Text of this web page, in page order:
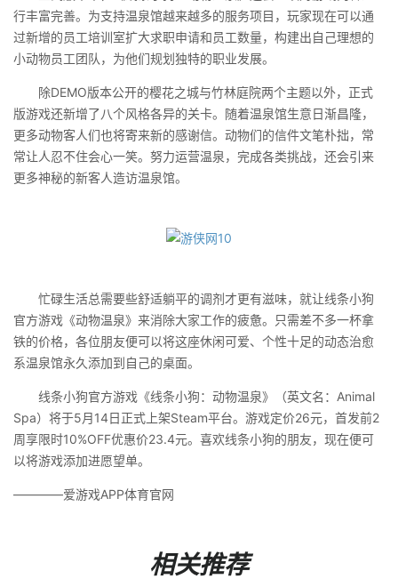
行丰富完善。为支持温泉馆越来越多的服务项目，玩家现在可以通
过新增的员工培训室扩大求职申请和员工数量，构建出自己理想的
小动物员工团队，为他们规划独特的职业发展。
除DEMO版本公开的樱花之城与竹林庭院两个主题以外，正式
版游戏还新增了八个风格各异的关卡。随着温泉馆生意日渐昌隆，
更多动物客人们也将寄来新的感谢信。动物们的信件文笔朴拙，常
常让人忍不住会心一笑。努力运营温泉，完成各类挑战，还会引来
更多神秘的新客人造访温泉馆。
忙碌生活总需要些舒适躺平的调剂才更有滋味，就让线条小狗
官方游戏《动物温泉》来消除大家工作的疲惫。只需差不多一杯拿
铁的价格，各位朋友便可以将这座休闲可爱、个性十足的动态治愈
系温泉馆永久添加到自己的桌面。
线条小狗官方游戏《线条小狗：动物温泉》（英文名：Animal
Spa）将于5月14日正式上架Steam平台。游戏定价26元，首发前2
周享限时10%OFF优惠价23.4元。喜欢线条小狗的朋友，现在便可
以将游戏添加进愿望单。
————爱游戏APP体育官网
相关推荐